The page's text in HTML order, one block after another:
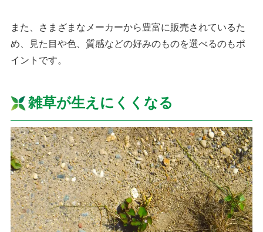
また、さまざまなメーカーから豊富に販売されているた
め、見た目や色、質感などの好みのものを選べるのもポ
イントです。
雑草が生えにくくなる